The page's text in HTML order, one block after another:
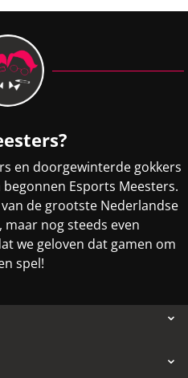
en doorgewinterde gokkers
Esports Meesters.
de grootste Nederlandse
nog steeds even
we geloven dat gamen om
spel!